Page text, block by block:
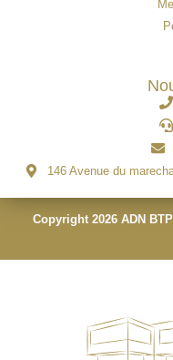
146 Avenue du
Copyright 2026 ADN